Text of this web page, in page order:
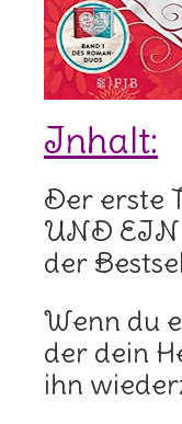
Inhalt:
Der erste
UND EIN
der
Wenn du
der dein
ihn